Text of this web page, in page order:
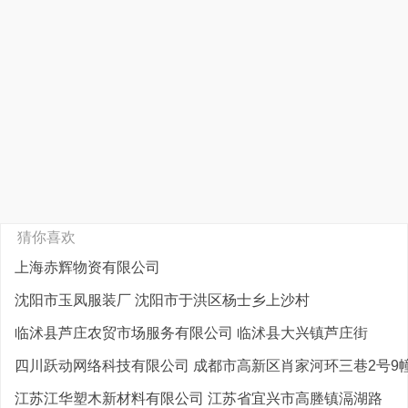
猜你喜欢
上海赤辉物资有限公司
沈阳市玉凤服装厂 沈阳市于洪区杨士乡上沙村
临沭县芦庄农贸市场服务有限公司 临沭县大兴镇芦庄街
四川跃动网络科技有限公司 成都市高新区肖家河环三巷2号9
江苏江华塑木新材料有限公司 江苏省宜兴市高塍镇滆湖路